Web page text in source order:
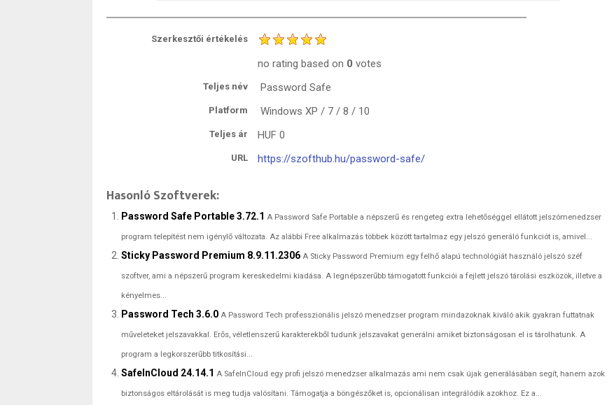
Szerkesztői értékelés
no rating based on 0 votes
Teljes név Password Safe
Platform Windows XP / 7 / 8 / 10
Teljes ár HUF 0
URL https://szofthub.hu/password-safe/
Hasonló Szoftverek:
Password Safe Portable 3.72.1 A Password Safe Portable a népszerű és rengeteg extra lehetőséggel ellátott jelszómenedzser
program telepítést nem igénylő változata. Az alábbi Free alkalmazás többek között tartalmaz egy jelszó generáló funkciót is, amivel...
Sticky Password Premium 8.9.11.2306 A Sticky Password Premium egy felhő alapú technológiát használó jelszó széf
szoftver, ami a népszerű program kereskedelmi kiadása. A legnépszerűbb támogatott funkciói a fejlett jelszó tárolási eszközök, illetve a
kényelmes...
Password Tech 3.6.0 A Password Tech professzionális jelszó menedzser program mindazoknak kiváló akik gyakran futtatnak
műveleteket jelszavakkal. Erős, véletlenszerű karakterekből tudunk jelszavakat generálni amiket biztonságosan el is tárolhatunk. A
program a legkorszerűbb titkosítási...
SafeInCloud 24.14.1 A SafeInCloud egy profi jelszó menedzser alkalmazás ami nem csak újak generálásában segít, hanem azok
biztonságos eltárolását is meg tudja valósítani. Támogatja a böngészőket is, opcionálisan integrálódik azokhoz. Ez a...